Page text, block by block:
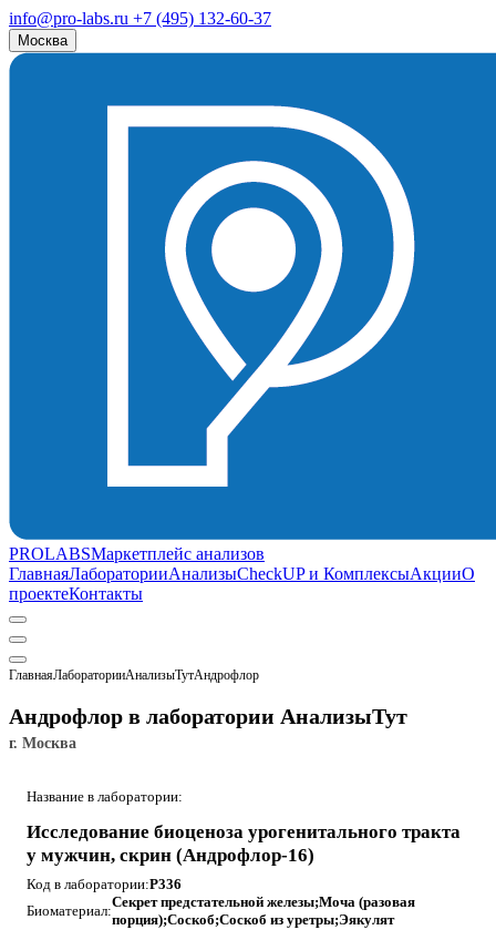
info@pro-labs.ru +7 (495) 132-60-37
Москва
PROLABSМаркетплейс анализов
ГлавнаяЛабораторииАнализыCheckUP и КомплексыАкцииО
проектеКонтакты
ГлавнаяЛабораторииАнализыТутАндрофлор
Андрофлор в лаборатории АнализыТут
г. Москва
Название в лаборатории:
Исследование биоценоза урогенитального тракта
у мужчин, скрин (Андрофлор-16)
Код в лаборатории:P336
Биоматериал:
Секрет предстательной железы;Моча (разовая
порция);Соскоб;Соскоб из уретры;Эякулят